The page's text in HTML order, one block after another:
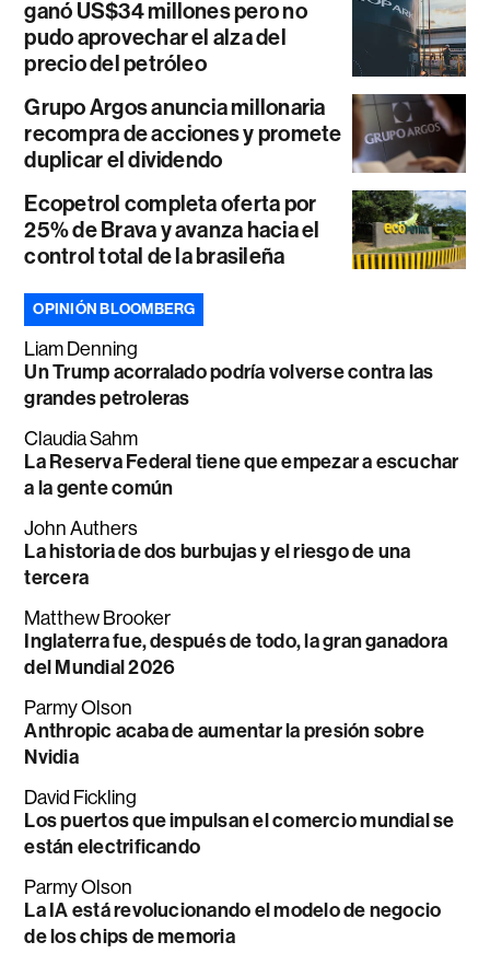
ganó US$34 millones pero no
pudo aprovechar el alza del
precio del petróleo
Grupo Argos anuncia millonaria
recompra de acciones y promete
duplicar el dividendo
Ecopetrol completa oferta por
25% de Brava y avanza hacia el
control total de la brasileña
OPINIÓN BLOOMBERG
Liam Denning
Un Trump acorralado podría volverse contra las
grandes petroleras
Claudia Sahm
La Reserva Federal tiene que empezar a escuchar
a la gente común
John Authers
La historia de dos burbujas y el riesgo de una
tercera
Matthew Brooker
Inglaterra fue, después de todo, la gran ganadora
del Mundial 2026
Parmy Olson
Anthropic acaba de aumentar la presión sobre
Nvidia
David Fickling
Los puertos que impulsan el comercio mundial se
están electrificando
Parmy Olson
La IA está revolucionando el modelo de negocio
de los chips de memoria